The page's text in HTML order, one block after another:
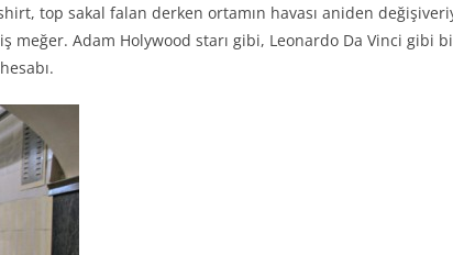
top sakal falan derken ortamın havası aniden
Adam Holywood starı gibi, Leonardo Da Vinci gibi